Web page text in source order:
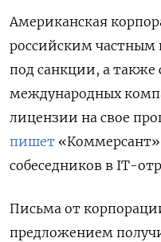
Американская
российским
под санкции, а также
международных
лицензии на свое
пишет «Коммерсант»
собеседников в IT-
Письма от
предложением